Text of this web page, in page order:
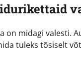
midagi valesti.
tuleks tõsiselt